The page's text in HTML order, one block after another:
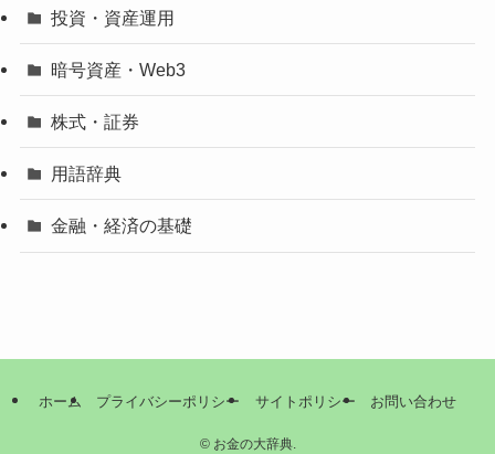
投資・資産運用
暗号資産・Web3
株式・証券
用語辞典
金融・経済の基礎
ホーム プライバシーポリシー サイトポリシー お問い合わせ
©お金の大辞典.